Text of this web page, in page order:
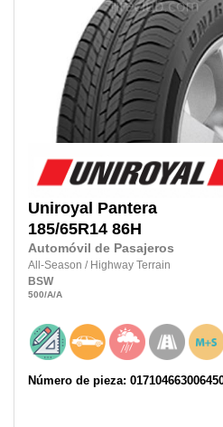
Uniroyal Pantera
185/65R14 86H
Automóvil de Pasajeros
All-Season / Highway Terrain
BSW
500/A/A
Número de pieza: